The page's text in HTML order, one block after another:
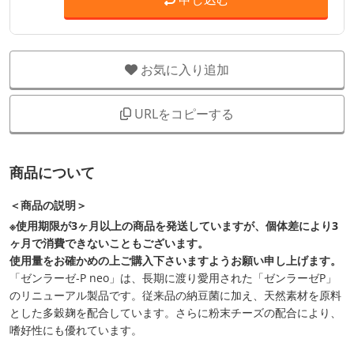
お気に入り追加
URLをコピーする
商品について
＜商品の説明＞
※使用期限が3ヶ月以上の商品を発送していますが、個体差により3
ヶ月で消費できないこともございます。
使用量をお確かめの上ご購入下さいますようお願い申し上げます。
「ゼンラーゼ‐P neo」は、長期に渡り愛用された「ゼンラーゼP」
のリニューアル製品です。従来品の納豆菌に加え、天然素材を原料
とした多穀麹を配合しています。さらに粉末チーズの配合により、
嗜好性にも優れています。